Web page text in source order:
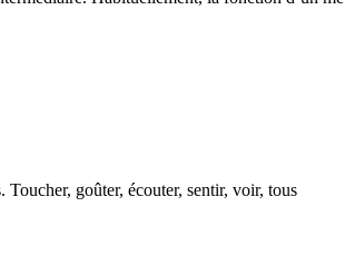
Toucher, goûter, écouter, sentir, voir, tous